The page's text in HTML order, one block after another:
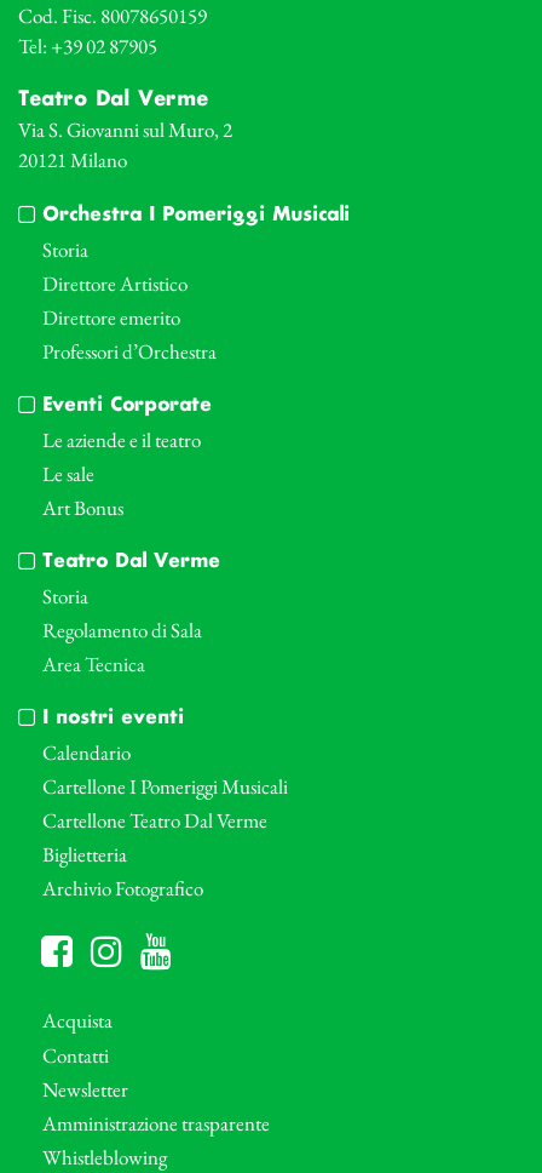
Cod. Fisc. 80078650159
Tel: +39 02 87905
Teatro Dal Verme
Via S. Giovanni sul Muro, 2
20121 Milano
Orchestra I Pomeriggi Musicali
Storia
Direttore Artistico
Direttore emerito
Professori d’Orchestra
Eventi Corporate
Le aziende e il teatro
Le sale
Art Bonus
Teatro Dal Verme
Storia
Regolamento di Sala
Area Tecnica
I nostri eventi
Calendario
Cartellone I Pomeriggi Musicali
Cartellone Teatro Dal Verme
Biglietteria
Archivio Fotografico
Acquista
Contatti
Newsletter
Amministrazione trasparente
Whistleblowing